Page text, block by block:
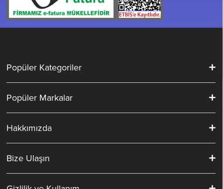
Popüler Kategoriler
Popüler Markalar
Hakkımızda
Bize Ulaşın